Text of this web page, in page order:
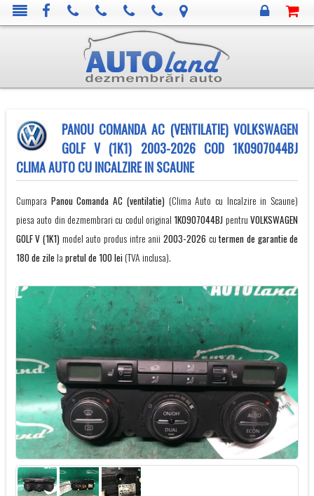
PANOU COMANDA AC (VENTILATIE) VOLKSWAGEN
GOLF V (1K1) 2003-2026 COD 1K0907044BJ
CLIMA AUTO CU INCALZIRE IN SCAUNE
Cumpara Panou Comanda AC (ventilatie)(Clima Auto cu Incalzire in Scaune)
piesa auto din dezmembrari cu codul original1K0907044BJ pentruVOLKSWAGEN
GOLF V (1K1) model auto produs intre anii 2003-2026 cutermen de garantie de
180 de zile la pretul de 100 lei(TVA inclusa).